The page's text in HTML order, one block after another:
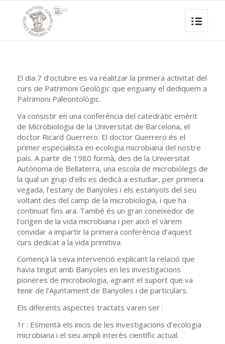
El dia 7 d’octubre es va realitzar la primera activitat del
curs de Patrimoni Geològic que enguany el dediquem a
Patrimoni Paleontològic.
Va consistir en una conferència del catedràtic emèrit
de Microbiologia de la Universitat de Barcelona, el
doctor Ricard Guerrero. El doctor Guerrero és el
primer especialista en ecologia microbiana del nostre
país. A partir de 1980 formà, des de la Universitat
Autònoma de Bellaterra, una escola de microbiòlegs de
la qual un grup d’ells es dedicà a estudiar, per primera
vegada, l’estany de Banyoles i els estanyols del seu
voltant des del camp de la microbiologia, i que ha
continuat fins ara. També és un gran coneixedor de
l’origen de la vida microbiana i per això el vàrem
convidar a impartir la primera conferència d’aquest
curs dedicat a la vida primitiva.
Començà la seva intervenció explicant la relació que
havia tingut amb Banyoles en les investigacions
pioneres de microbiologia, agraint el suport que va
tenir de l’Ajuntament de Banyoles i de particulars.
Els diferents aspectes tractats varen ser :
1r : Esmentà els inicis de les investigacions d’ecologia
microbiana i el seu ampli interès científic actual.